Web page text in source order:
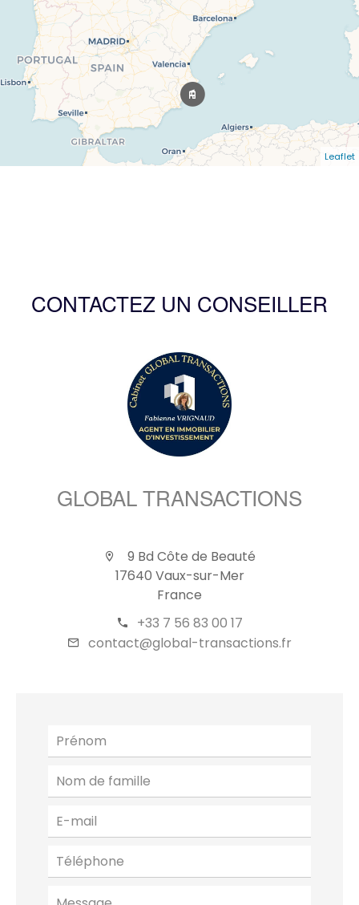
Leaflet
CONTACTEZ UN CONSEILLER
GLOBAL TRANSACTIONS
9 Bd Côte de Beauté
17640 Vaux-sur-Mer
France
+33 7 56 83 00 17
contact@global-transactions.fr